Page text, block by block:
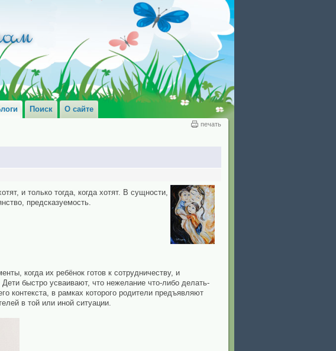
Поиск О сайте
печать
и только тогда, когда хотят. В сущности,
предсказуемость.
когда их ребёнок готов к сотрудничеству, и
быстро усваивают, что нежелание что-либо делать-
контекста, в рамках которого родители предъявляют
в той или иной ситуации.